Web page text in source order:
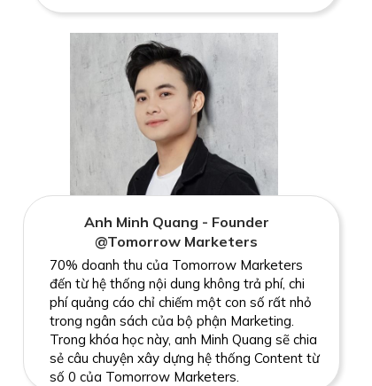
70% doanh thu của Tomorrow Marketers
đến từ hệ thống nội dung không trả phí, chi
phí quảng cáo chỉ chiếm một con số rất nhỏ
trong ngân sách của bộ phận Marketing.
Trong khóa học này, anh Minh Quang sẽ chia
sẻ câu chuyện xây dựng hệ thống Content từ
số 0 của Tomorrow Marketers.
Anh Minh Quang - Founder
@Tomorrow Marketers